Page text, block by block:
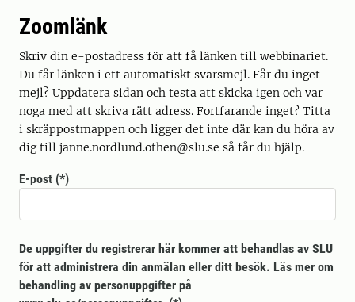
Zoomlänk
Skriv din e-postadress för att få länken till webbinariet.
Du får länken i ett automatiskt svarsmejl. Får du inget
mejl? Uppdatera sidan och testa att skicka igen och var
noga med att skriva rätt adress. Fortfarande inget? Titta
i skräppostmappen och ligger det inte där kan du höra av
dig till janne.nordlund.othen@slu.se så får du hjälp.
E-post
De uppgifter du registrerar här kommer att behandlas av SLU
för att administrera din anmälan eller ditt besök. Läs mer om
behandling av personuppgifter på